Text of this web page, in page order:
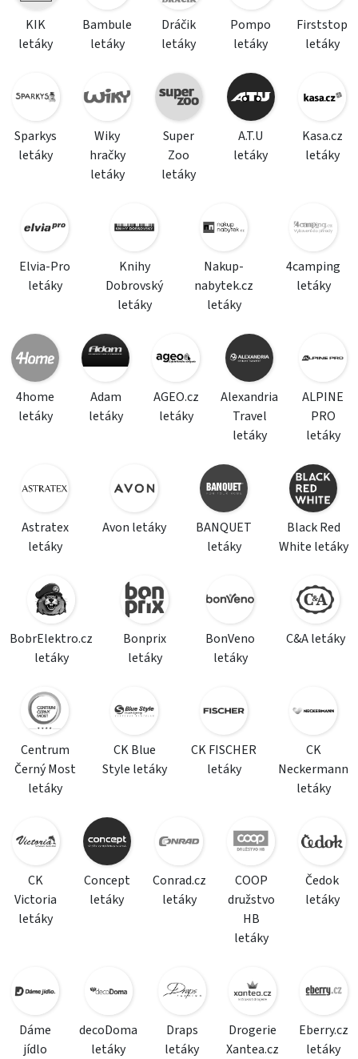
KIK
letáky
Bambule
letáky
Dráčik
letáky
Pompo
letáky
Firststop
letáky
Sparkys
letáky
Wiky
hračky
letáky
Super
Zoo
letáky
A.T.U
letáky
Kasa.cz
letáky
Elvia-Pro
letáky
Knihy
Dobrovský
letáky
Nakup-
nabytek.cz
letáky
4camping
letáky
4home
letáky
Adam
letáky
AGEO.cz
letáky
Alexandria
Travel
letáky
ALPINE
PRO
letáky
Astratex
letáky
Avon letáky
BANQUET
letáky
Black Red
White letáky
BobrElektro.cz
letáky
Bonprix
letáky
BonVeno
letáky
C&A letáky
Centrum
Černý Most
letáky
CK Blue
Style letáky
CK FISCHER
letáky
CK
Neckermann
letáky
CK
Victoria
letáky
Concept
letáky
Conrad.cz
letáky
COOP
družstvo
HB
letáky
Čedok
letáky
Dáme
jídlo
decoDoma
letáky
Draps
letáky
Drogerie
Xantea.cz
Eberry.cz
letáky